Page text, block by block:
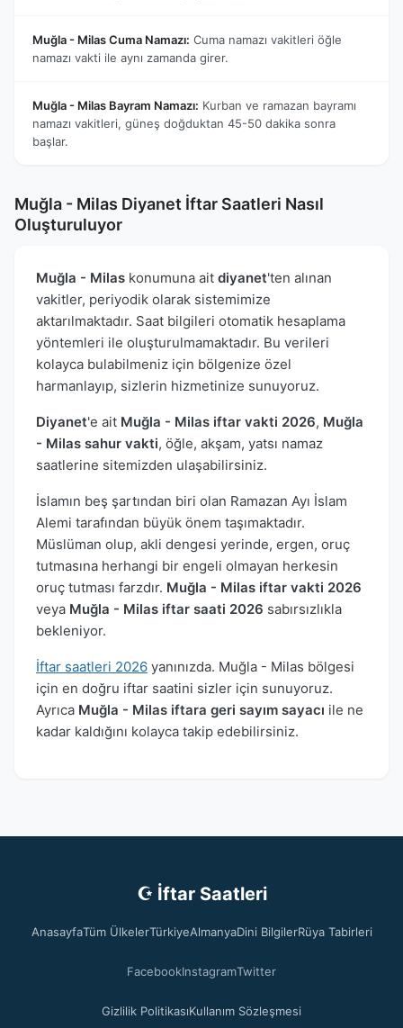
Muğla - Milas Cuma Namazı: Cuma namazı vakitleri öğle
namazı vakti ile aynı zamanda girer.
Muğla - Milas Bayram Namazı: Kurban ve ramazan bayramı
namazı vakitleri, güneş doğduktan 45-50 dakika sonra
başlar.
Muğla - Milas Diyanet İftar Saatleri Nasıl
Oluşturuluyor
Muğla - Milas konumuna ait diyanet'ten alınan
vakitler, periyodik olarak sistemimize
aktarılmaktadır. Saat bilgileri otomatik hesaplama
yöntemleri ile oluşturulmamaktadır. Bu verileri
kolayca bulabilmeniz için bölgenize özel
harmanlayıp, sizlerin hizmetinize sunuyoruz.
Diyanet'e ait Muğla - Milas iftar vakti 2026, Muğla
- Milas sahur vakti, öğle, akşam, yatsı namaz
saatlerine sitemizden ulaşabilirsiniz.
İslamın beş şartından biri olan Ramazan Ayı İslam
Alemi tarafından büyük önem taşımaktadır.
Müslüman olup, akli dengesi yerinde, ergen, oruç
tutmasına herhangi bir engeli olmayan herkesin
oruç tutması farzdır. Muğla - Milas iftar vakti 2026
veya Muğla - Milas iftar saati 2026 sabırsızlıkla
bekleniyor.
İftar saatleri 2026 yanınızda. Muğla - Milas bölgesi
için en doğru iftar saatini sizler için sunuyoruz.
Ayrıca Muğla - Milas iftara geri sayım sayacı ile ne
kadar kaldığını kolayca takip edebilirsiniz.
☪ İftar Saatleri
AnasayfaTüm ÜlkelerTürkiyeAlmanyaDini BilgilerRüya Tabirleri
FacebookInstagramTwitter
Gizlilik PolitikasıKullanım Sözleşmesi